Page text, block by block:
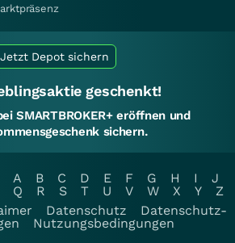
Jetzt Depot sichern
geschenkt!
SMARTBROKER+ eröffnen und
sichern.
A B C D E F G H I
J
Q R S T U V W X Y
Z
Datenschutz
Datenschutz-
Nutzungsbedingungen